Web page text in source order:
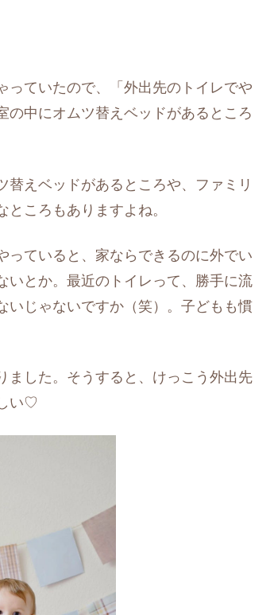
っていたので、「外出先のトイレでや
の中にオムツ替えベッドがあるところ
えベッドがあるところや、ファミリ
ころもありますよね。
っていると、家ならできるのに外でい
いとか。最近のトイレって、勝手に流
いじゃないですか（笑）。子どもも慣
ました。そうすると、けっこう外出先
い♡